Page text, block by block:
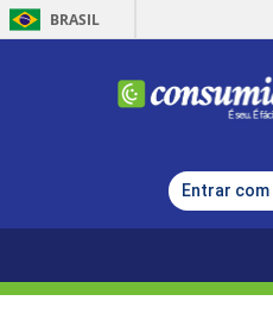
BRASIL
Entrar com